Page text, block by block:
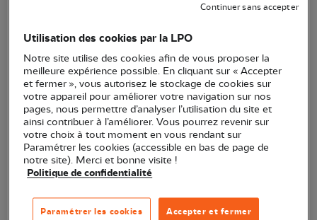
Mouette rieuse ©Philippe Pulce
Lieu : Vannes (56)
Horaire : 9h30
Réservation : Oui
Prix :Gratuit
Accessibilité Handicapés :
Accessibilité sourds et malentendants :
Aveugles et malvoyants :
Personnes à mobilité réduite : Oui
Utilisation des cookies par la LPO
Notre site utilise des cookies afin de vous proposer la
meilleure expérience possible. En cliquant sur « Accepter
et fermer », vous autorisez le stockage de cookies sur
votre appareil pour améliorer votre navigation sur nos
pages, nous permettre d’analyser l’utilisation du site et
ainsi contribuer à l’améliorer. Vous pourrez revenir sur
votre choix à tout moment en vous rendant sur
Paramétrer les cookies (accessible en bas de page de
notre site). Merci et bonne visite !
Politique de confidentialité
Accepter et fermer
Paramétrer les cookies
Continuer sans accepter